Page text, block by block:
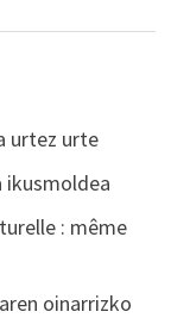
urtez urte
ikusmoldea
: même
oinarrizko